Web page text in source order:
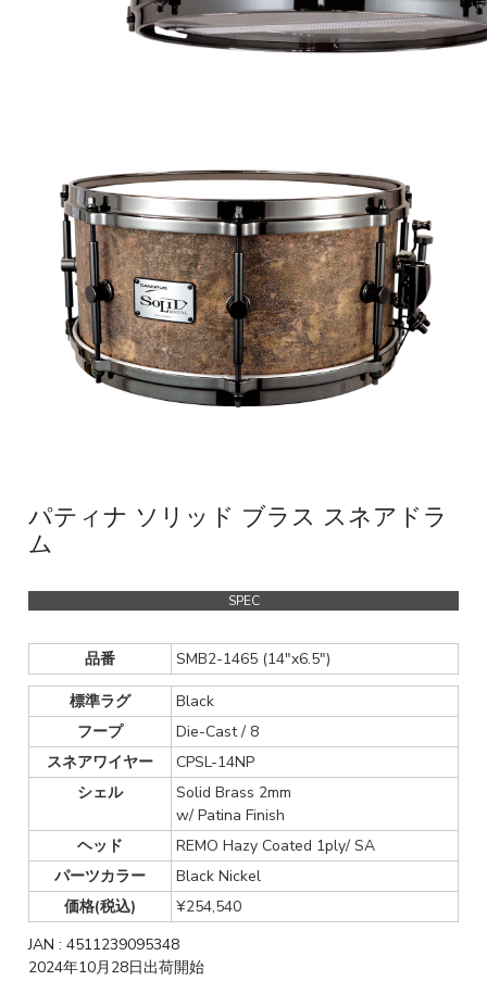
パティナ ソリッド ブラス スネアドラ
ム
SPEC
品番 SMB2-1465 (14"x6.5")
標準ラグ
Black
フープ
Die-Cast / 8
スネアワイヤー
CPSL-14NP
シェル
Solid Brass 2mm
w/ Patina Finish
ヘッド
REMO Hazy Coated 1ply/ SA
パーツカラー
Black Nickel
価格(税込)
¥254,540
JAN : 4511239095348
2024年10月28日出荷開始